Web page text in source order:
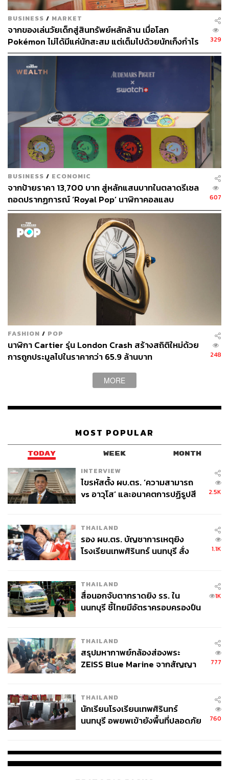
BUSINESS / MARKET
จากของเล่นวัยเด็กสู่สินทรัพย์หลักล้าน เมื่อโลก
Pokémon ไม่ได้มีแค่นักสะสม แต่เต็มไปด้วยนักเก็งกำไร
และ พ่อค้ากว้านซื้อ
329
BUSINESS / ECONOMIC
จากป้ายราคา 13,700 บาท สู่หลักแสนบาทในตลาดรีเซล
ถอดปรากฏการณ์ ‘Royal Pop’ นาฬิกาคอลแลบ
Audemars Piguet x Swatch ที่สั่นสะเทือนวงการทั่ว
607
FASHION / POP
นาฬิกา Cartier รุ่น London Crash สร้างสถิติใหม่ด้วย
การถูกประมูลไปในราคากว่า 65.9 ล้านบาท
248
MORE
MOST POPULAR
TODAY WEEK MONTH
INTERVIEW
ไขรหัสตั้ง ผบ.ตร. ‘ความสามารถ
vs อาวุโส’ และอนาคตการปฏิรูปสี
2.5K
THAILAND
รอง ผบ.ตร. บัญชาการเหตุยิง
โรงเรียนเทพศิรินทร์ นนทบุรี สั่ง
1.1K
THAILAND
สื่อนอกจับตากราดยิง รร. ใน
นนทบุรี ชี้ไทยมีอัตราครอบครองปืน
1K
THAILAND
สรุปมหากาพย์กล้องส่องพระ
ZEISS Blue Marine จากสัญญา
จ่ายหนี้-แอบระบุแบรนด์
777
THAILAND
นักเรียนโรงเรียนเทพศิรินทร์
นนทบุรี อพยพเข้ายังพื้นที่ปลอดภัย
760